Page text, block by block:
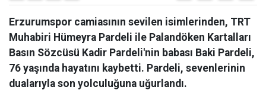
Erzurumspor camiasının sevilen isimlerinden, TRT
Muhabiri Hümeyra Pardeli ile Palandöken Kartalları
Basın Sözcüsü Kadir Pardeli'nin babası Baki Pardeli,
76 yaşında hayatını kaybetti. Pardeli, sevenlerinin
dualarıyla son yolculuğuna uğurlandı.